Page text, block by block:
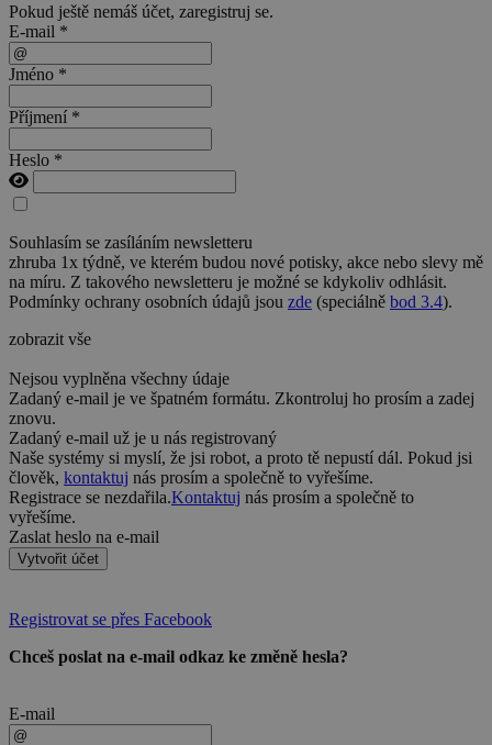
Pokud ještě nemáš účet, zaregistruj se.
E-mail *
Jméno *
Příjmení *
Heslo *
Souhlasím se zasíláním newsletteru
zhruba 1x týdně, ve kterém budou nové potisky, akce nebo slevy mě
na míru. Z takového newsletteru je možné se kdykoliv odhlásit.
Podmínky ochrany osobních údajů jsou zde (speciálně bod 3.4).
zobrazit vše
Nejsou vyplněna všechny údaje
Zadaný e-mail je ve špatném formátu. Zkontroluj ho prosím a zadej
znovu.
Zadaný e-mail už je u nás registrovaný
Naše systémy si myslí, že jsi robot, a proto tě nepustí dál. Pokud jsi
člověk, kontaktuj nás prosím a společně to vyřešíme.
Registrace se nezdařila.Kontaktuj nás prosím a společně to
vyřešíme.
Zaslat heslo na e-mail
Vytvořit účet
Registrovat se přes Facebook
Chceš poslat na e-mail odkaz ke změně hesla?
E-mail